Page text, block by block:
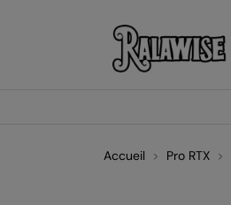
Accueil Pro RTX